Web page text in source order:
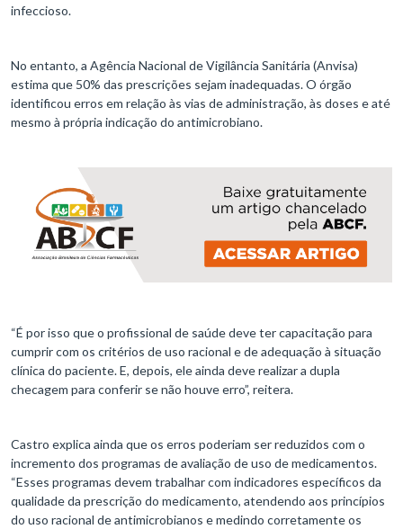
infeccioso.
No entanto, a Agência Nacional de Vigilância Sanitária (Anvisa)
estima que 50% das prescrições sejam inadequadas. O órgão
identificou erros em relação às vias de administração, às doses e até
mesmo à própria indicação do antimicrobiano.
“É por isso que o profissional de saúde deve ter capacitação para
cumprir com os critérios de uso racional e de adequação à situação
clínica do paciente. E, depois, ele ainda deve realizar a dupla
checagem para conferir se não houve erro”, reitera.
Castro explica ainda que os erros poderiam ser reduzidos com o
incremento dos programas de avaliação de uso de medicamentos.
“Esses programas devem trabalhar com indicadores específicos da
qualidade da prescrição do medicamento, atendendo aos princípios
do uso racional de antimicrobianos e medindo corretamente os